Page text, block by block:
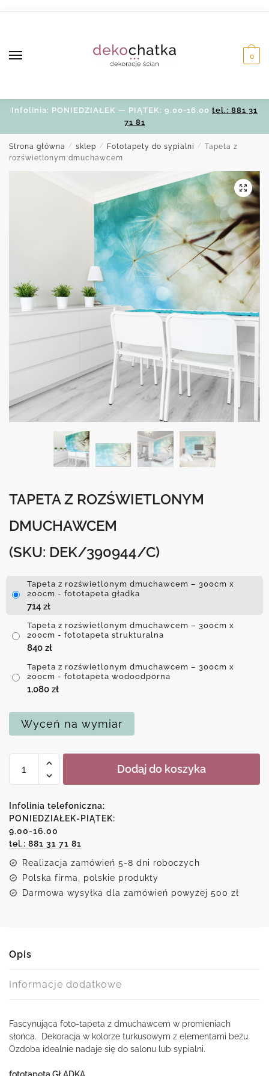
0
Infolinia: PONIEDZIAŁEK — PIĄTEK: 9.00-16.00 tel.: 881 31
71 81
Strona główna / sklep / Fototapety do sypialni / Tapeta z
rozświetlonym dmuchawcem
TAPETA Z ROZŚWIETLONYM
DMUCHAWCEM
(SKU: DEK/390944/C)
Tapeta z rozświetlonym dmuchawcem – 300cm x
200cm - fototapeta gładka
714 zł
Tapeta z rozświetlonym dmuchawcem – 300cm x
200cm - fototapeta strukturalna
840 zł
Tapeta z rozświetlonym dmuchawcem – 300cm x
200cm - fototapeta wodoodporna
1,080 zł
Wyceń na wymiar
Tapeta
rozświetlonym
dmuchawcem
Dodaj do koszyka
Infolinia telefoniczna:
PONIEDZIAŁEK-PIĄTEK:
9.00-16.00
tel.: 881 31 71 81
Realizacja zamówień 5-8 dni roboczych
Polska firma, polskie produkty
Darmowa wysyłka dla zamówień powyżej 500 zł
Opis
Informacje dodatkowe
Fascynująca foto-tapeta z dmuchawcem w promieniach
słońca. Dekoracja w kolorze turkusowym z elementami beżu.
Ozdoba idealnie nadaje się do salonu lub sypialni.